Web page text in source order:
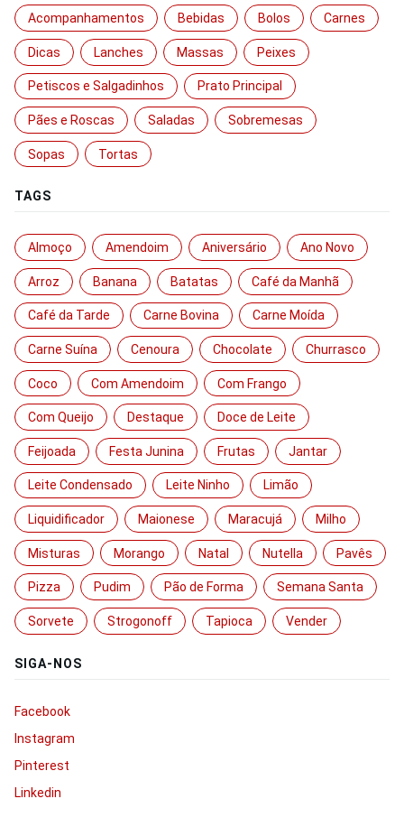
Acompanhamentos Bebidas Bolos Carnes
Dicas Lanches Massas Peixes
Petiscos e Salgadinhos Prato Principal
Pães e Roscas Saladas Sobremesas
Sopas Tortas
TAGS
Almoço Amendoim Aniversário Ano Novo
Arroz Banana Batatas Café da Manhã
Café da Tarde Carne Bovina Carne Moída
Carne Suína Cenoura Chocolate Churrasco
Coco Com Amendoim Com Frango
Com Queijo Destaque Doce de Leite
Feijoada Festa Junina Frutas Jantar
Leite Condensado Leite Ninho Limão
Liquidificador Maionese Maracujá Milho
Misturas Morango Natal Nutella Pavês
Pizza Pudim Pão de Forma Semana Santa
Sorvete Strogonoff Tapioca Vender
SIGA-NOS
Facebook
Instagram
Pinterest
Linkedin